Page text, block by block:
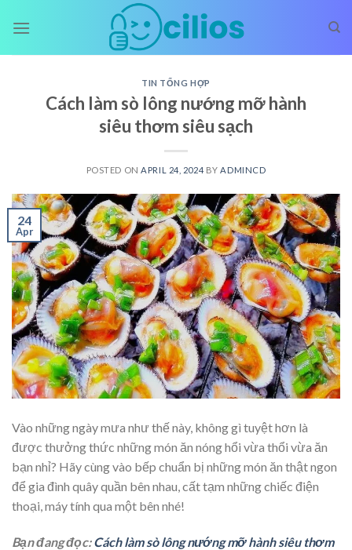
TIN TỔNG HỢP
Cách làm sò lông nướng mỡ hành
siêu thơm siêu sạch
POSTED ON APRIL 24, 2024 BY ADMINCD
24
Apr
Vào những ngày mưa như thế này, không gì tuyệt hơn là
được thưởng thức những món ăn nóng hổi vừa thổi vừa ăn
bạn nhỉ? Hãy cùng vào bếp chuẩn bị những món ăn thật ngon
để gia đình quây quần bên nhau, cất tạm những chiếc điện
thoại, máy tính qua một bên nhé!
Bạn đang đọc:Cách làm sò lông nướng mỡ hành siêu thơm